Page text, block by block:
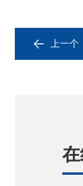
上一个